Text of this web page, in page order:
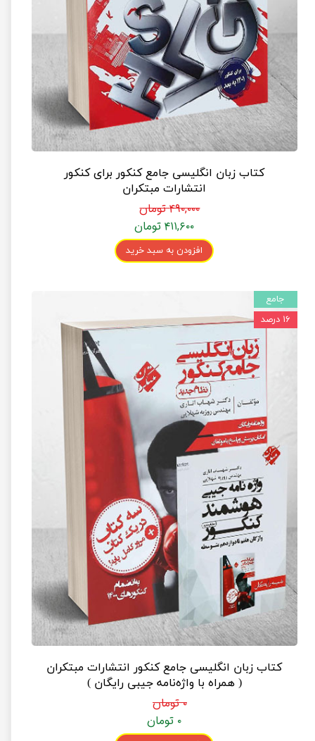
کتاب زبان انگلیسی جامع کنکور برای کنکور
انتشارات مبتکران
۴۹۰,۰۰۰ تومان
۴۱۱,۶۰۰ تومان
افزودن به سبد خرید
کتاب زبان انگلیسی جامع کنکور انتشارات مبتکران
( همراه با واژه‌نامه جیبی رایگان )
۰ تومان
۰ تومان
جامع
۱۶ درصد